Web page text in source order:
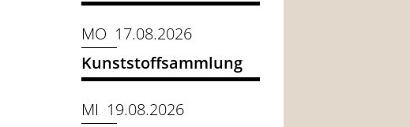
MO 17.08.2026
Kunststoffsammlung
MI 19.08.2026